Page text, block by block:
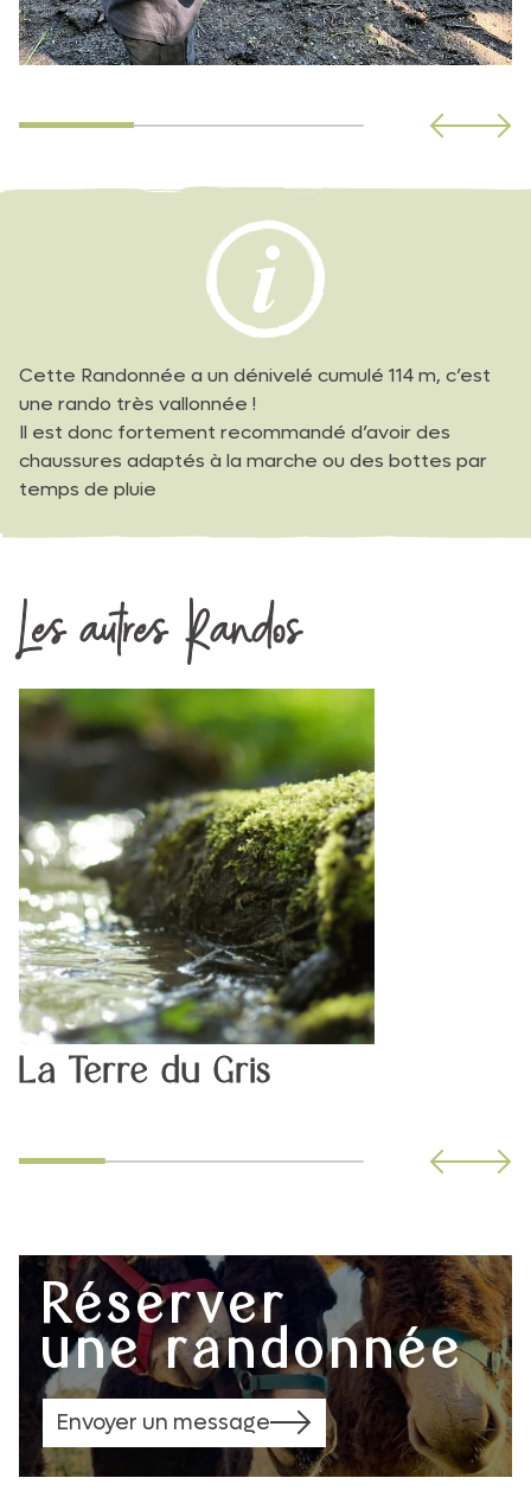
Cette Randonnée a un dénivelé cumulé 114 m, c’est
une rando très vallonnée !
Il est donc fortement recommandé d’avoir des
chaussures adaptés à la marche ou des bottes par
temps de pluie
Les autres Randos
La Terre du Gris
Réserver
une randonnée
Envoyer un message